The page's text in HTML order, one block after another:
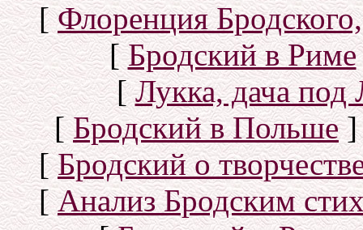
[Флоренция
[Бродский в Риме
[Лукка, дача под
[Бродский в Польше]
[Бродский о
[Анализ Бродским